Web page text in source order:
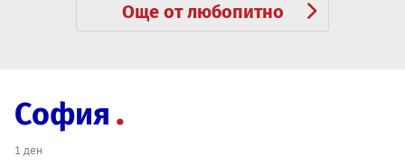
Още от любопитно
София
1 ден